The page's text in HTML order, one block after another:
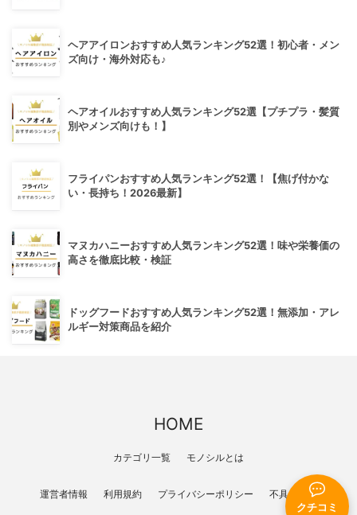
クチコミ
ヘアアイロンおすすめ人気ランキング52選！初心者・メン
ズ向け・海外対応も♪
ヘアオイルおすすめ人気ランキング52選【プチプラ・髪質
別やメンズ向けも！】
フライパンおすすめ人気ランキング52選！【焦げ付かな
い・長持ち！2026最新】
マヌカハニーおすすめ人気ランキング52選！味や栄養価の
高さを徹底比較・検証
ドッグフードおすすめ人気ランキング52選！無添加・アレ
ルギー対策商品を紹介
HOME
カテゴリ一覧 モノシルとは
運営者情報 利用規約 プライバシーポリシー 不具合報告